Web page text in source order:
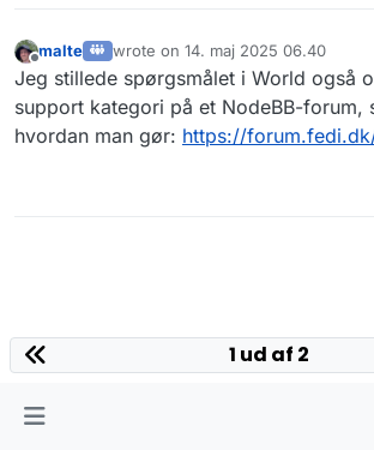
Offline
malte wrote on 14. maj 2025 06.40
sidst redigeret af
Jeg stillede spørgsmålet i World også
support kategori på et NodeBB-forum,
hvordan man gør: https://
1 ud af 2